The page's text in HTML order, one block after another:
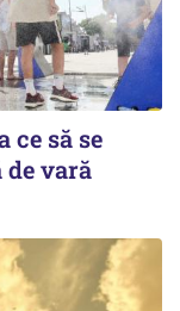
ce să se
vară